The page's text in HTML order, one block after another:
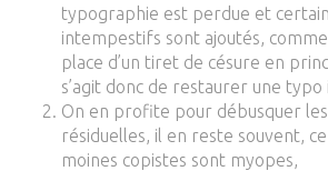
typographie est perdue et
intempestifs sont ajoutés,
place d’un tiret de césure en
s’agit donc de restaurer une typo
On en profite pour débusquer
résiduelles, il en reste souvent,
moines copistes sont myopes,